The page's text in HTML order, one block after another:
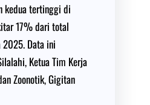
kedua tertinggi di
17% dari total
2025. Data ini
Ketua Tim Kerja
Zoonotik, Gigitan